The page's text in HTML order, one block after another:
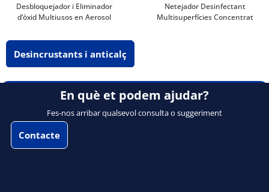
Desbloquejador i Eliminador
d’òxid Multiusos en Aerosol
Netejador Desinfectant
Multisuperfícies Concentrat
Desincrustants i anticalç
En què et podem ajudar?
Fes-nos arribar qualsevol consulta o suggeriment
Contacte